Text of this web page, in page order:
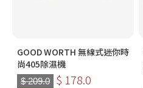
GOOD WORTH 無線式迷你時
尚405除濕機
$ 209.0 $ 178.0